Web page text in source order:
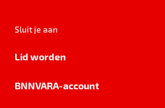
Sluit je aan
Lid worden
BNNVARA-account